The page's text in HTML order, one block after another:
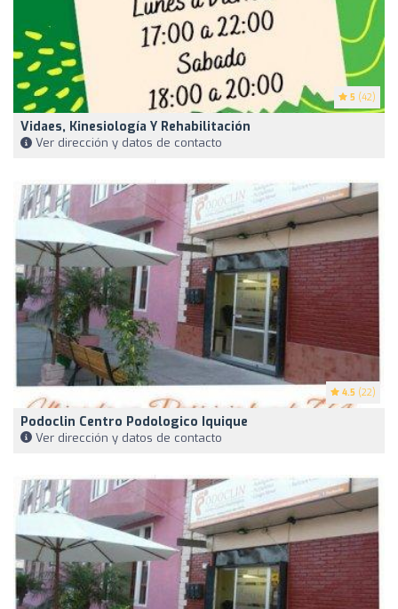
5 (42)
Vidaes, Kinesiología Y Rehabilitación
Ver dirección y datos de contacto
4.5 (22)
Podoclin Centro Podologico Iquique
Ver dirección y datos de contacto